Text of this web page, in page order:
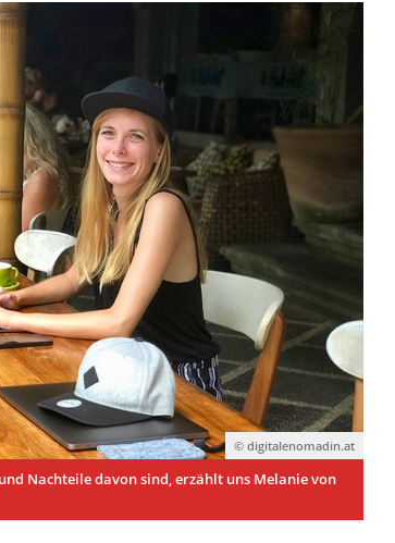
© digitalenomadin.at
Nachteile davon sind, erzählt uns Melanie von